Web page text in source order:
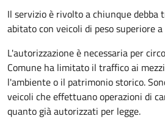
Il servizio è rivolto a chiunque
abitato con veicoli di peso superiore
L'autorizzazione è necessaria per
Comune ha limitato il traffico ai
l'ambiente o il patrimonio storico.
veicoli che effettuano operazioni di
quanto già autorizzati per legge.